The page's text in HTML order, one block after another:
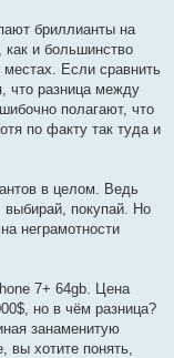
бриллианты на
и большинство
Если сравнить
что разница между
полагают, что
по факту так туда и
в целом. Ведь
выбирай, покупай. Но
неграмотности
7+ 64gb. Цена
но в чём разница?
занаменитую
вы хотите понять,